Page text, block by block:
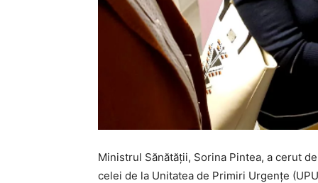
Ministrul Sănătăţii, Sorina Pintea, a cerut
celei de la Unitatea de Primiri Urgenţe